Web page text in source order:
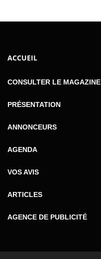
ACCUEIL
CONSULTER LE MAGAZINE
PRÉSENTATION
ANNONCEURS
AGENDA
VOS AVIS
ARTICLES
AGENCE DE PUBLICITÉ